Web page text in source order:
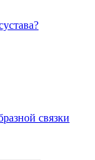
связки